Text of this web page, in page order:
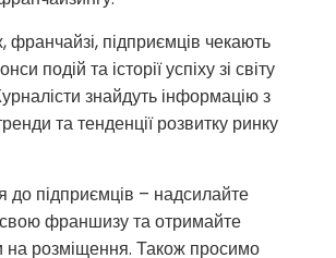
франчайзі, підприємців чекають
подій та історії успіху зі світу
знайдуть інформацію з
та тенденції розвитку ринку
підприємців – надсилайте
франшизу та отримайте
на розміщення. Також просимо